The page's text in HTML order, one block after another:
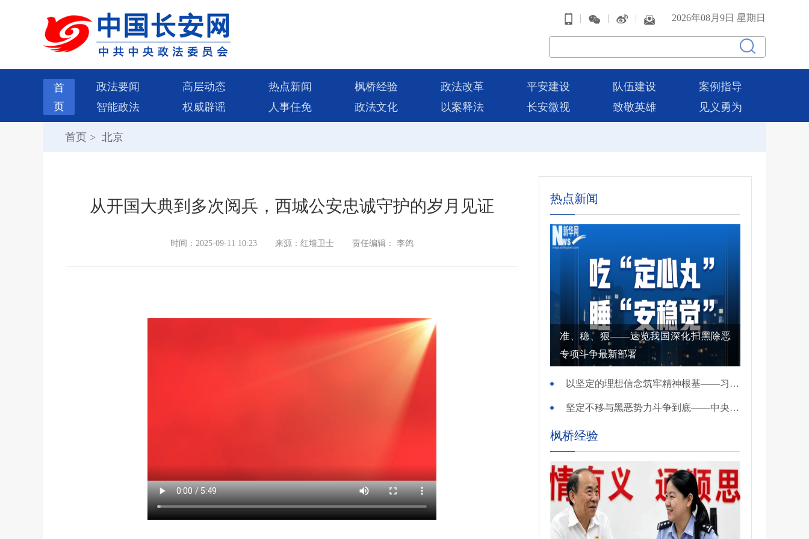
| | | 2026年08月9日 星期日
首
页
政法要闻 高层动态 热点新闻 枫桥经验 政法改革 平安建设 队伍建设
案例指导
智能政法
权威辟谣 人事任免 政法文化 以案释法 长安微视 致敬英雄 见义勇为
首页 > 北京
从开国大典到多次阅兵，西城公安忠诚守护的岁月见证
时间：2025-09-11 10:23 来源：红墙卫士 责任编辑： 李鸽
热点新闻
准、稳、狠——速览我国深化扫黑除恶
专项斗争最新部署
以坚定的理想信念筑牢精神根基——习近平党建思想理论品格系列述评之一
坚定不移与黑恶势力斗争到底——中央政法委负责同志就开展深化扫黑除恶专项斗争有关问题答记者问
枫桥经验